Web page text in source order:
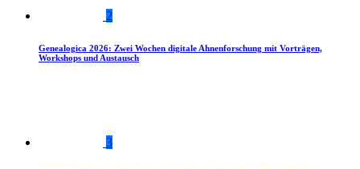
2
Genealogica 2026: Zwei Wochen digitale Ahnenforschung mit Vorträgen,
Workshops und Austausch
3